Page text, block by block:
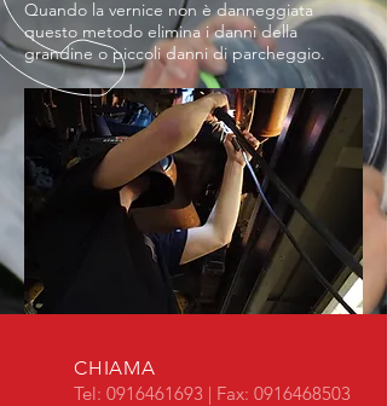
Quando la vernice non è danneggiata
questo metodo elimina i danni della
grandine o piccoli danni di parcheggio.
CHIAMA
Tel: 0916461693 | Fax: 0916468503